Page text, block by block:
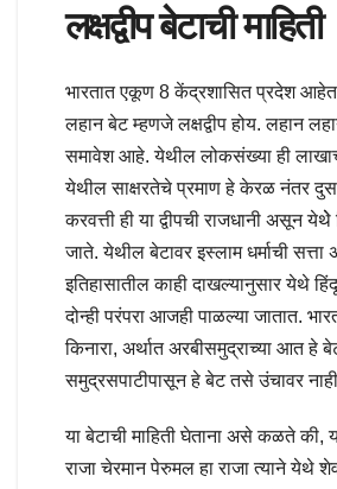
लक्षद्वीप बेटाची माहिती
भारतात एकूण 8 केंद्रशासित प्रदेश
लहान बेट म्हणजे लक्षद्वीप होय. लहान
समावेश आहे. येथील लोकसंख्या ही
येथील साक्षरतेचे प्रमाण हे केरळ नंतर
करवत्ती ही या द्वीपची राजधानी असून
जाते. येथील बेटावर इस्लाम धर्माची सत्ता
इतिहासातील काही दाखल्यानुसार येथे
दोन्ही परंपरा आजही पाळल्या जातात.
किनारा, अर्थात अरबीसमुद्राच्या आत हे
समुद्रसपाटीपासून हे बेट तसे उंचावर
या बेटाची माहिती घेताना असे कळते की,
राजा चेरमान पेरुमल हा राजा त्याने येथे